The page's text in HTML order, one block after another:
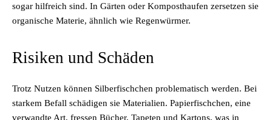
sogar hilfreich sind. In Gärten oder Komposthaufen zersetzen sie
organische Materie, ähnlich wie Regenwürmer.
Risiken und Schäden
Trotz Nutzen können Silberfischchen problematisch werden. Bei
starkem Befall schädigen sie Materialien. Papierfischchen, eine
verwandte Art, fressen Bücher, Tapeten und Kartons, was in